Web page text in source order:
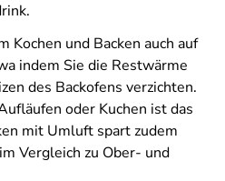
Kochen und Backen auch auf
indem Sie die Restwärme
des Backofens verzichten.
oder Kuchen ist das
mit Umluft spart zudem
Vergleich zu Ober- und